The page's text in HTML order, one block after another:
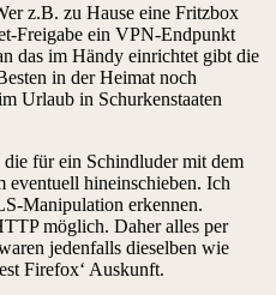
z.B. zu Hause eine Fritzbox
Freigabe ein VPN-Endpunkt
das im Händy einrichtet gibt die
in der Heimat noch
Urlaub in Schurkenstaaten
für ein Schindluder mit dem
eventuell hineinschieben. Ich
Manipulation erkennen.
möglich. Daher alles per
jedenfalls dieselben wie
Firefox‘ Auskunft.